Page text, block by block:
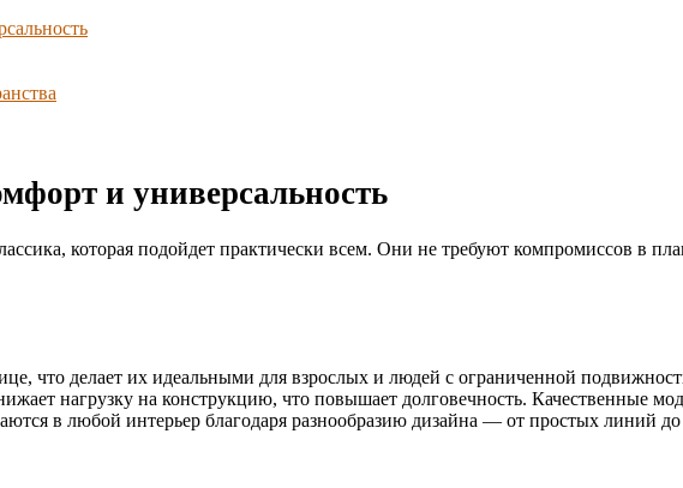
и универсальность
которая подойдет практически всем. Они не требуют компромиссов в
что делает их идеальными для взрослых и людей с ограниченной
нагрузку на конструкцию, что повышает долговечность. Качественные
в любой интерьер благодаря разнообразию дизайна — от простых линий